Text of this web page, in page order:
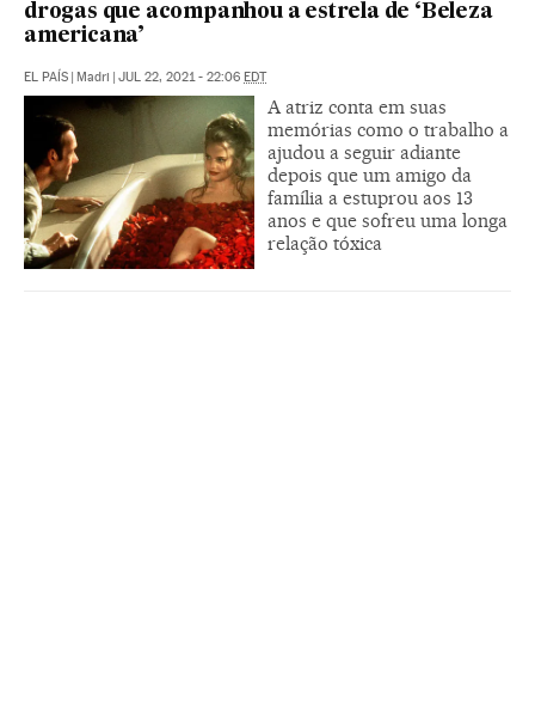
drogas que acompanhou a estrela de ‘Beleza
americana’
EL PAÍS | Madri | JUL 22, 2021 - 22:06 EDT
A atriz conta em suas
memórias como o trabalho a
ajudou a seguir adiante
depois que um amigo da
família a estuprou aos 13
anos e que sofreu uma longa
relação tóxica